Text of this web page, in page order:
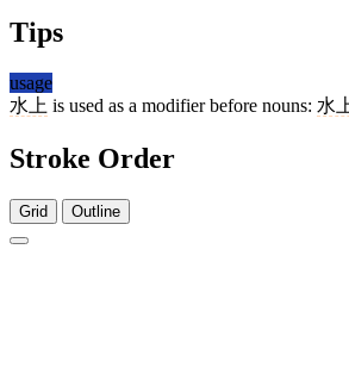
Tips
usage
水上 is used as a modifier before nouns: 水
Stroke Order
Grid Outline